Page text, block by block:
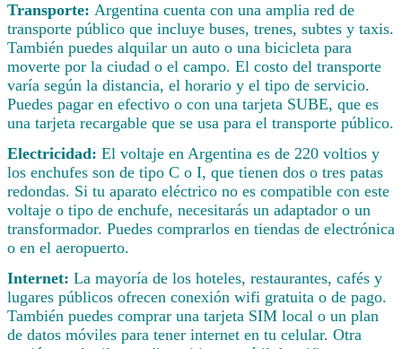
Transporte: Argentina cuenta con una amplia red de
transporte público que incluye buses, trenes, subtes y taxis.
También puedes alquilar un auto o una bicicleta para
moverte por la ciudad o el campo. El costo del transporte
varía según la distancia, el horario y el tipo de servicio.
Puedes pagar en efectivo o con una tarjeta SUBE, que es
una tarjeta recargable que se usa para el transporte público.
Electricidad: El voltaje en Argentina es de 220 voltios y
los enchufes son de tipo C o I, que tienen dos o tres patas
redondas. Si tu aparato eléctrico no es compatible con este
voltaje o tipo de enchufe, necesitarás un adaptador o un
transformador. Puedes comprarlos en tiendas de electrónica
o en el aeropuerto.
Internet: La mayoría de los hoteles, restaurantes, cafés y
lugares públicos ofrecen conexión wifi gratuita o de pago.
También puedes comprar una tarjeta SIM local o un plan
de datos móviles para tener internet en tu celular. Otra